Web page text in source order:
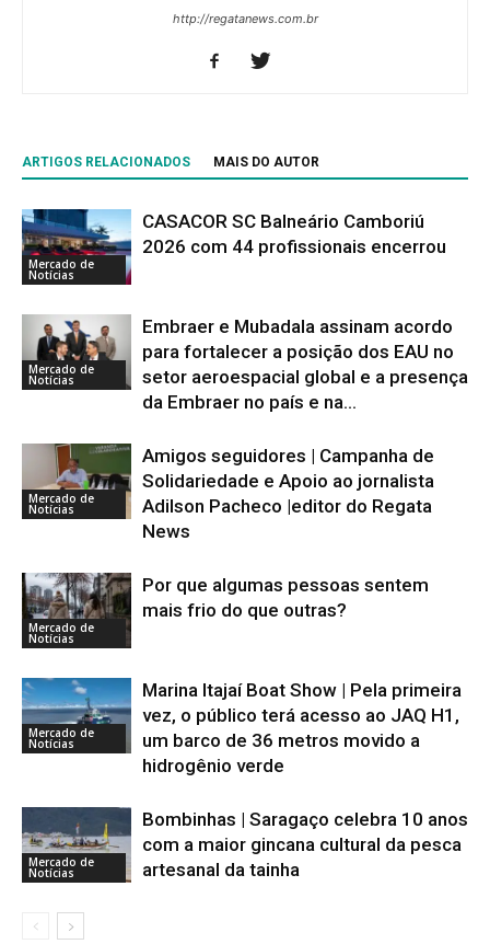
http://regatanews.com.br
ARTIGOS RELACIONADOS MAIS DO AUTOR
Mercado de
Notícias
CASACOR SC Balneário Camboriú
2026 com 44 profissionais encerrou
Mercado de
Notícias
Embraer e Mubadala assinam acordo
para fortalecer a posição dos EAU no
setor aeroespacial global e a presença
da Embraer no país e na...
Mercado de
Notícias
Amigos seguidores | Campanha de
Solidariedade e Apoio ao jornalista
Adilson Pacheco |editor do Regata
News
Mercado de
Notícias
Por que algumas pessoas sentem
mais frio do que outras?
Mercado de
Notícias
Marina Itajaí Boat Show | Pela primeira
vez, o público terá acesso ao JAQ H1,
um barco de 36 metros movido a
hidrogênio verde
Mercado de
Notícias
Bombinhas | Saragaço celebra 10 anos
com a maior gincana cultural da pesca
artesanal da tainha